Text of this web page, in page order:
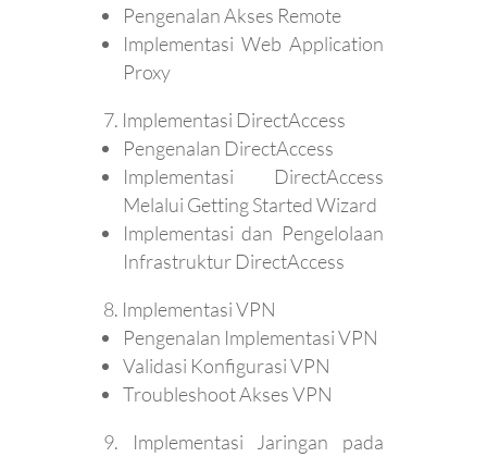
Pengenalan Akses Remote
Implementasi Web Application
Proxy
Implementasi DirectAccess
Pengenalan DirectAccess
Implementasi DirectAccess
Melalui Getting Started Wizard
Implementasi dan Pengelolaan
Infrastruktur DirectAccess
Implementasi VPN
Pengenalan Implementasi VPN
Validasi Konfigurasi VPN
Troubleshoot Akses VPN
Implementasi Jaringan pada